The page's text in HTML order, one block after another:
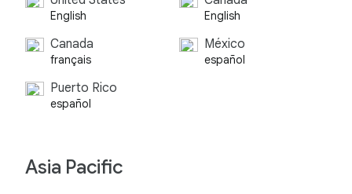
English English
Canada
français
México
español
Puerto Rico
español
Asia Pacific